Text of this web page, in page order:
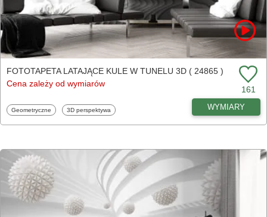
FOTOTAPETA LATAJĄCE KULE W TUNELU 3D ( 24865 )
Cena zależy od wymiarów
161
Fototapety
Geometryczne Fototapety
3D perspektywa WYMIARY